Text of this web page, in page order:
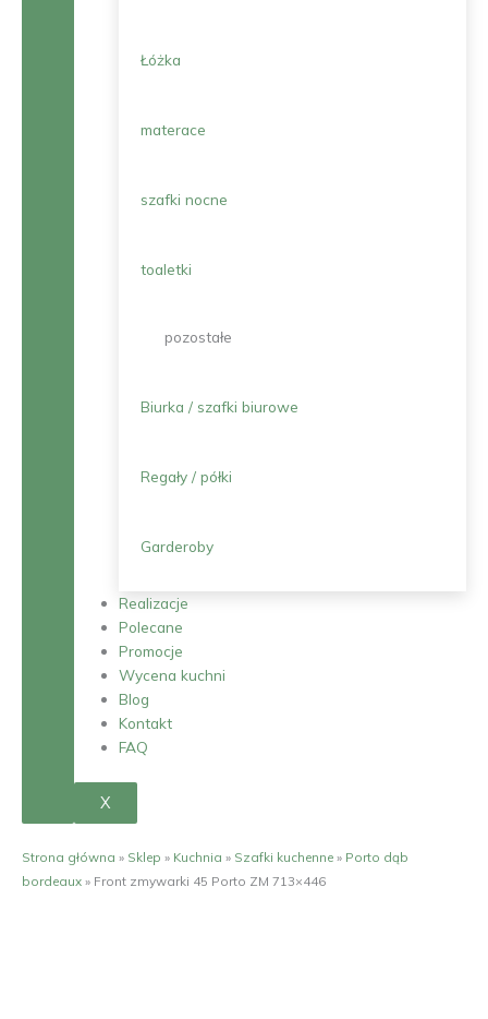
Łóżka
materace
szafki nocne
toaletki
pozostałe
Biurka / szafki biurowe
Regały / półki
Garderoby
Realizacje
Polecane
Promocje
Wycena kuchni
Blog
Kontakt
FAQ
X
Strona główna » Sklep » Kuchnia » Szafki kuchenne » Porto dąb
bordeaux » Front zmywarki 45 Porto ZM 713×446